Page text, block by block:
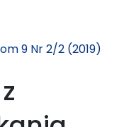
9 Nr 2/2 (2019)